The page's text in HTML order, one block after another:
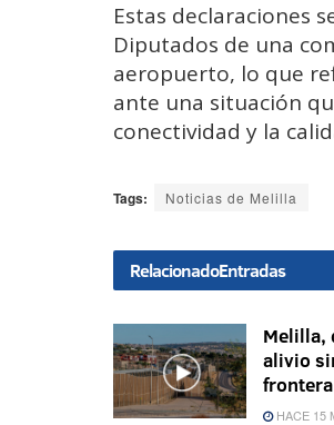
Estas declaraciones
Diputados de una
aeropuerto, lo que
ante una situación
conectividad y la
Tags: Noticias de Melilla
RelacionadoEntradas
Melilla,
alivio
frontera
HACE 15